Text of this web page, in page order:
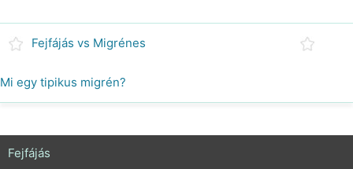
Fejfájás vs Migrénes
Mi egy tipikus migrén?
Fejfájás